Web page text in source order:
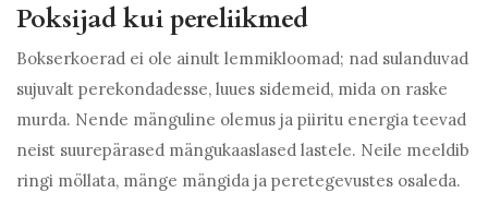
Poksijad kui pereliikmed
Bokserkoerad ei ole ainult lemmikloomad; nad sulanduvad
sujuvalt perekondadesse, luues sidemeid, mida on raske
murda. Nende mänguline olemus ja piiritu energia teevad
neist suurepärased mängukaaslased lastele. Neile meeldib
ringi möllata, mänge mängida ja peretegevustes osaleda.